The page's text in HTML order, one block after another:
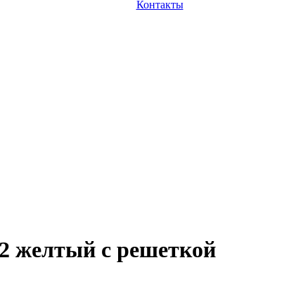
Контакты
желтый с решеткой